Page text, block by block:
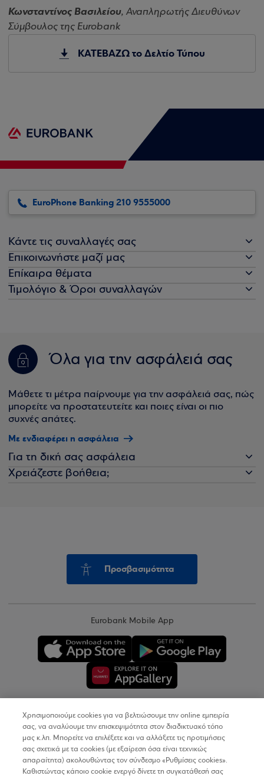
Κωνσταντίνος Βασιλείου, Αναπληρωτής Διευθύνων
Σύμβουλος της Eurobank
ΚΑΤΕΒΑΖΩ το Δελτίο Τύπου
EuroPhone Banking 210 9555000
Κάντε τις συναλλαγές σας
Επικοινωνήστε μαζί μας
Επίκαιρα θέματα
Τιμολόγιο & Όροι συναλλαγών
Όλα για την ασφάλειά σας
Μάθετε τι μέτρα παίρνουμε για την ασφάλειά σας, πώς
μπορείτε να προστατευτείτε και ποιες είναι οι πιο
συχνές απάτες.
Με ενδιαφέρει η ασφάλεια
Για τη δική σας ασφάλεια
Χρειάζεστε βοήθεια;
Προσβασιμότητα
Eurobank Mobile App
Copyright © 2026
Όροι Χρήσης
Χρησιμοποιούμε cookies για να βελτιώσουμε την online εμπειρία
σας, να αναλύουμε την επισκεψιμότητα στον διαδικτυακό τόπο
μας κ.λπ. Μπορείτε να επιλέξετε και να αλλάξετε τις προτιμήσεις
σας σχετικά με τα cookies (με εξαίρεση όσα είναι τεχνικώς
απαραίτητα) ακολουθώντας τον σύνδεσμο «Ρυθμίσεις cookies».
Καθιστώντας κάποιο cookie ενεργό δίνετε τη συγκατάθεσή σας